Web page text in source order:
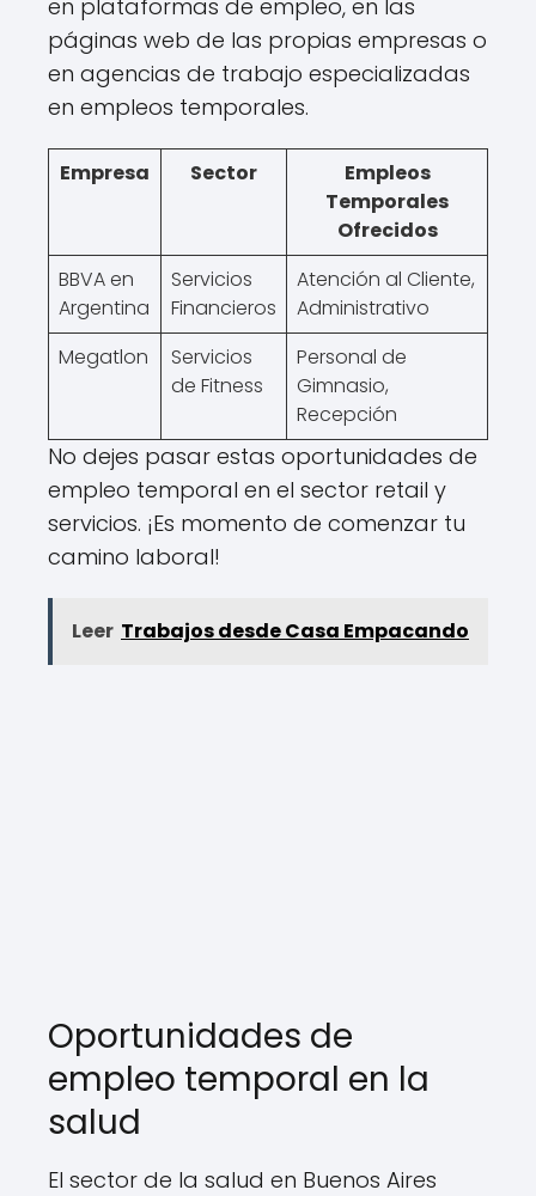
en plataformas de empleo, en las
páginas web de las propias empresas o
en agencias de trabajo especializadas
en empleos temporales.
Empresa Sector
Empleos
Temporales
Ofrecidos
BBVA en
Argentina
Servicios
Financieros
Atención al Cliente,
Administrativo
Megatlon
Servicios
de Fitness
Personal de
Gimnasio,
Recepción
No dejes pasar estas oportunidades de
empleo temporal en el sector retail y
servicios. ¡Es momento de comenzar tu
camino laboral!
Leer Trabajos desde Casa Empacando
Oportunidades de
empleo temporal en la
salud
El sector de la salud en Buenos Aires